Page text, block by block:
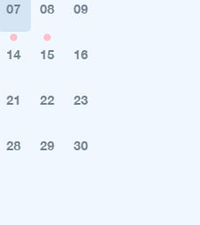
07 08 09
14 15 16
21 22 23
28 29 30